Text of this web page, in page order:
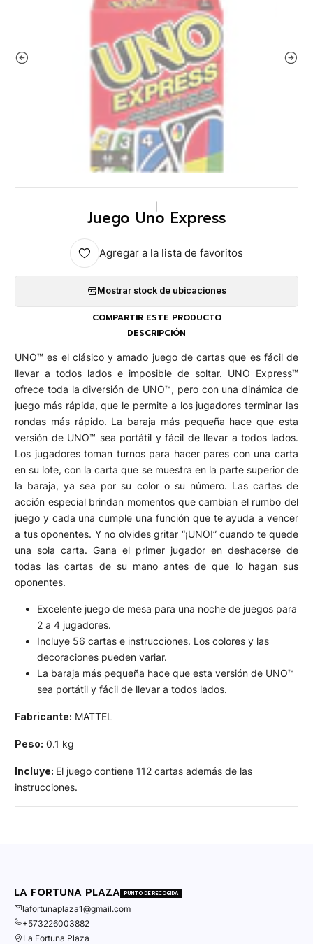
Juego Uno Express
Agregar a la lista de favoritos
Mostrar stock de ubicaciones
COMPARTIR ESTE PRODUCTO
DESCRIPCIÓN
UNO™ es el clásico y amado juego de cartas que es fácil de
llevar a todos lados e imposible de soltar. UNO Express™
ofrece toda la diversión de UNO™, pero con una dinámica de
juego más rápida, que le permite a los jugadores terminar las
rondas más rápido. La baraja más pequeña hace que esta
versión de UNO™ sea portátil y fácil de llevar a todos lados.
Los jugadores toman turnos para hacer pares con una carta
en su lote, con la carta que se muestra en la parte superior de
la baraja, ya sea por su color o su número. Las cartas de
acción especial brindan momentos que cambian el rumbo del
juego y cada una cumple una función que te ayuda a vencer
a tus oponentes. Y no olvides gritar “¡UNO!” cuando te quede
una sola carta. Gana el primer jugador en deshacerse de
todas las cartas de su mano antes de que lo hagan sus
oponentes.
Excelente juego de mesa para una noche de juegos para
2 a 4 jugadores.
Incluye 56 cartas e instrucciones. Los colores y las
decoraciones pueden variar.
La baraja más pequeña hace que esta versión de UNO™
sea portátil y fácil de llevar a todos lados.
Fabricante: MATTEL
Peso: 0.1 kg
Incluye: El juego contiene 112 cartas además de las
instrucciones.
LA FORTUNA PLAZA PUNTO DE RECOGIDA
lafortunaplaza1@gmail.com
+573226003882
La Fortuna Plaza